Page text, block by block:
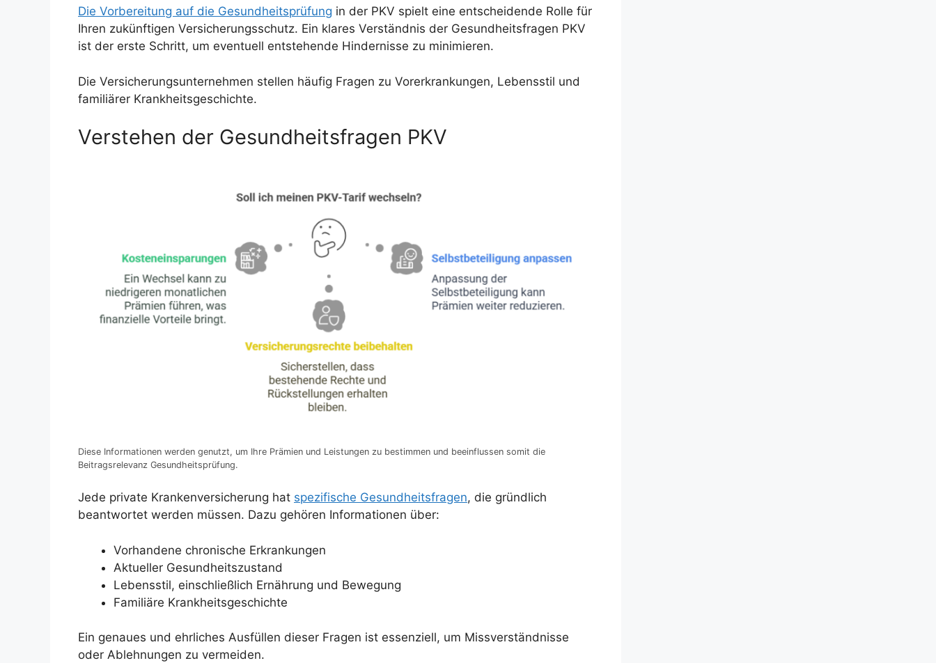
Die Vorbereitung auf die Gesundheitsprüfung in der PKV spielt eine entscheidende Rolle für
Ihren zukünftigen Versicherungsschutz. Ein klares Verständnis der Gesundheitsfragen PKV
ist der erste Schritt, um eventuell entstehende Hindernisse zu minimieren.
Die Versicherungsunternehmen stellen häufig Fragen zu Vorerkrankungen, Lebensstil und
familiärer Krankheitsgeschichte.
Verstehen der Gesundheitsfragen PKV
Diese Informationen werden genutzt, um Ihre Prämien und Leistungen zu bestimmen und beeinflussen somit die
Beitragsrelevanz Gesundheitsprüfung.
Jede private Krankenversicherung hat spezifische Gesundheitsfragen, die gründlich
beantwortet werden müssen. Dazu gehören Informationen über:
Vorhandene chronische Erkrankungen
Aktueller Gesundheitszustand
Lebensstil, einschließlich Ernährung und Bewegung
Familiäre Krankheitsgeschichte
Ein genaues und ehrliches Ausfüllen dieser Fragen ist essenziell, um Missverständnisse
oder Ablehnungen zu vermeiden.